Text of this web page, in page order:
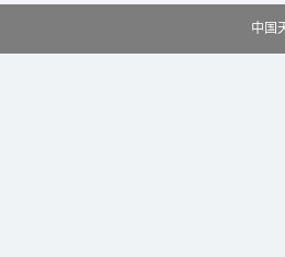
中国